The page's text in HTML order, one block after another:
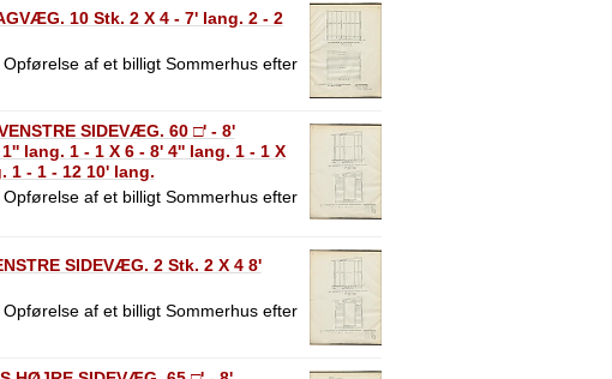
10 Stk. 2 X 4 - 7' lang. 2 - 2
af et billigt Sommerhus efter
SIDEVÆG. 60 □' - 8'
lang. 1 - 1 X 6 - 8' 4'' lang. 1 - 1 X
1 - 1 - 12 10' lang.
af et billigt Sommerhus efter
SIDEVÆG. 2 Stk. 2 X 4 8'
af et billigt Sommerhus efter